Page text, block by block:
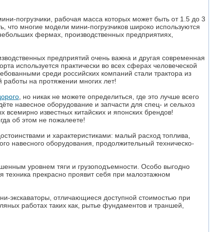
погрузчики, рабочая масса которых может быть от 1.5 до 3
многие модели мини-погрузчиков широко используются
фермах, производственных предприятиях,
предприятий очень важна и другая современная
используется практически во всех сферах человеческой
среди российских компаний стали трактора из
работы на протяжении многих лет!
, но никак не можете определиться, где это лучше всего
навесное оборудование и запчасти для спец- и сельхоз
известных китайских и японских брендов!
об этом не пожалеете!
и характеристиками: малый расход топлива,
навесного оборудования, продолжительный техническо-
уровнем тяги и грузоподъемности. Особо выгодно
прекрасно проявит себя при малоэтажном
экскаваторы, отличающиеся доступной стоимостью при
работах таких как, рытье фундаментов и траншей,